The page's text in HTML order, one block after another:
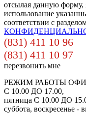
отсылая данную форму,
использование
соответствии с
(831) 411 10 96
(831) 411 10 97
перезвонить мне
РЕЖИМ РАБОТЫ
С 10.00 ДО 17.00,
пятница С 10.00 ДО
суббота, воскресенье -